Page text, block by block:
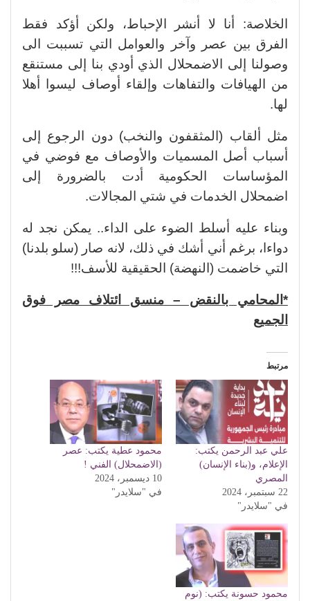
الخلاصة: أنا لا أنشر الإحباط، ولكن أؤكد فقط
الفرق بين عصر وآخر والعوامل التي تسببت الى
وصولنا إلى الاضمحلال الذي أودي بنا إلى مستنقع
من الهيافات والتفاهات وإلقاء أوصاف ليسوا أهلا
لها.
مثل ألقاب (المثقفون والنخب) دون الرجوع إلى
أسباب أصل المسميات والأوصاف مع فوضي في
المؤساسات الحكومية أدت بالضرورة إلى
اضمحلال الخدمات في شتي المجالات.
وبناء عليه أسلط الضوء على الداء.. يمكن نجد له
دواءا، برغم أني أشك في ذلك، لانه صار (سلو بلدنا)
التي خاضمت (النهضة) الحقيقية للأسف!!!
*المحامي بالنقض – منسق ائتلاف مصر فوق
الجميع
مرتبط
علي عبد الرحمن يكتب:
الإعلام، و(بناء الإنسان)
المصري
22 سبتمبر، 2024
في "سلايدر"
محمود عطية يكتب: عصر
(الاضمحلال) الفني !
10 ديسمبر، 2024
في "سلايدر"
محمود حسونة يكتب: (نوم